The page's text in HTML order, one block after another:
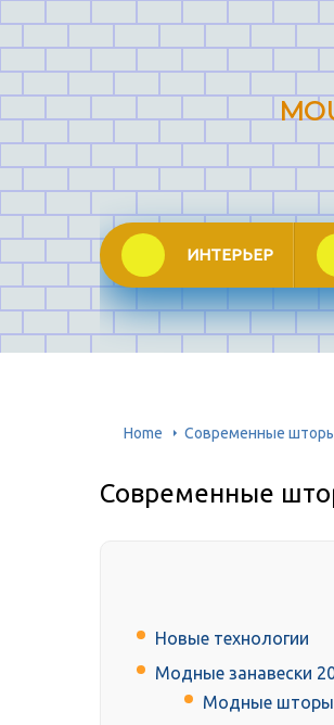
ИНТЕРЬЕР
Home Современные шторы
Современные
Новые технологии
Модные занавески
Модные шторы